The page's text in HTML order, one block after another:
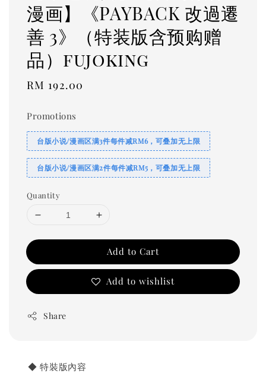
漫画】《PAYBACK 改過遷
善 3》（特装版含预购赠
品）fujoking
Regular
RM 192.00
Promotions
台版小说/漫画区满3件每件减RM6，可叠加无上限
台版小说/漫画区满2件每件减RM5，可叠加无上限
Quantity
Add to Cart
Add to wishlist
Share
◆ 特裝版內容